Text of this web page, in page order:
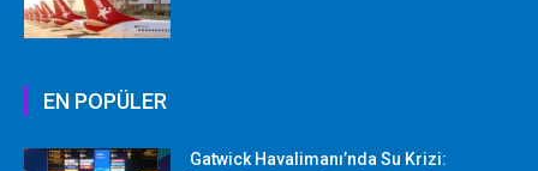
EN POPÜLER
Gatwick Havalimanı’nda Su Krizi: